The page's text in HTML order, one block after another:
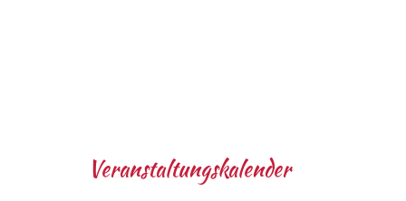
Veranstaltungskalender